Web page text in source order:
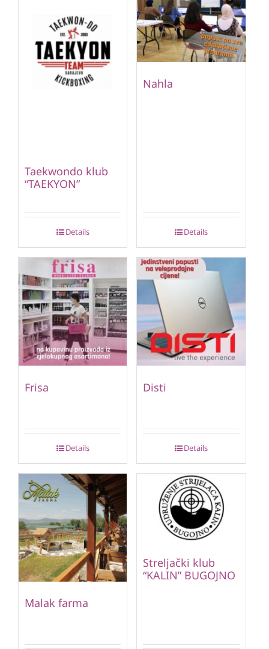
Taekwondo klub
“TAEKYON”
Details
Nahla
Details
Frisa
Details
Disti
Details
Malak farma
Streljački klub
“KALIN” BUGOJNO